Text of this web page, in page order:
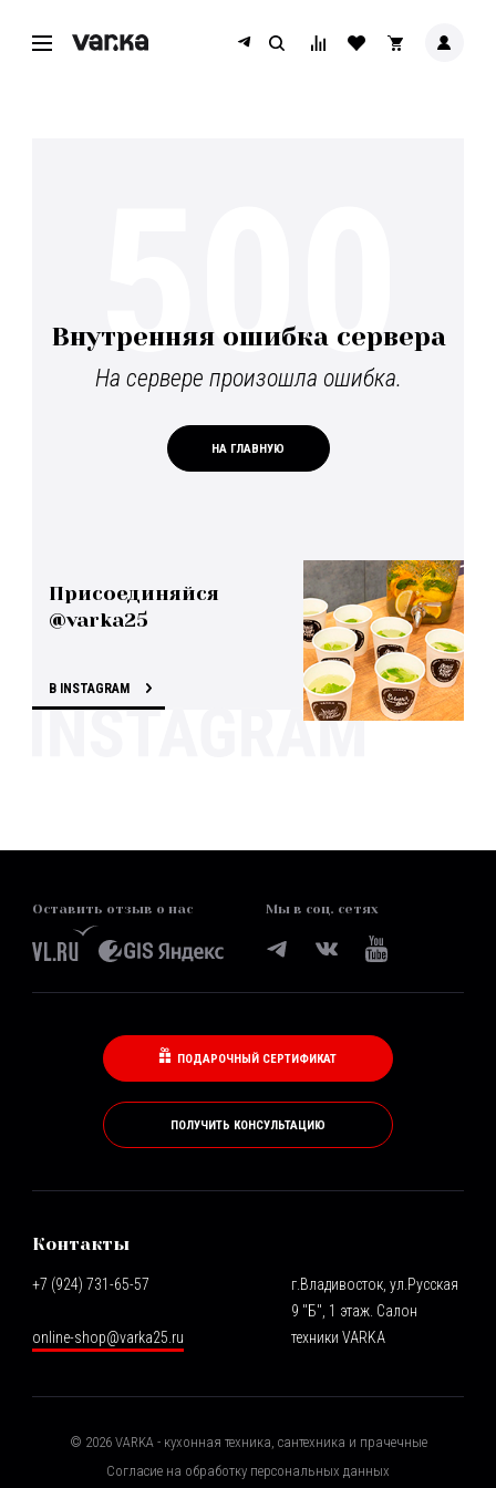
Внутренняя ошибка сервера
На сервере произошла ошибка.
НА ГЛАВНУЮ
500
Присоединяйся
@varka25
В INSTAGRAM
Оставить отзыв о нас Мы в соц. сетях
ПОДАРОЧНЫЙ СЕРТИФИКАТ
ПОЛУЧИТЬ КОНСУЛЬТАЦИЮ
Контакты
+7 (924) 731-65-57
online-shop@varka25.ru
г.Владивосток, ул.Русская
9 "Б", 1 этаж. Салон
техники VARKA
© 2026VARKA - кухонная техника, сантехника и прачечные
Согласие на обработку персональных данных